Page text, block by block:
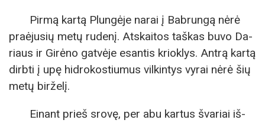
Pir­mą kar­tą Plun­gė­je na­rai į Bab­run­gą nė­rė
pra­ėju­sių me­tų ru­de­nį. At­skai­tos taš­kas bu­vo Da­
riaus ir Gi­rė­no gat­vė­je esan­tis kriok­lys. An­trą kar­tą
dirb­ti į upę hid­ro­kos­tiu­mus vil­kin­tys vy­rai nė­rė šių
metų bir­že­lį.
Ei­nant prieš sro­vę, per abu kar­tus šva­riai iš­